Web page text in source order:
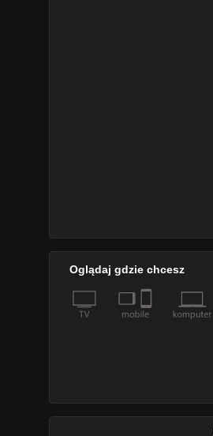
Oglądaj gdzie chcesz